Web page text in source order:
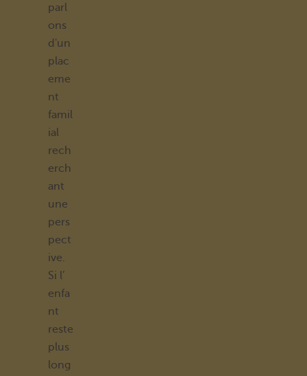
parl
ons
d'un
plac
eme
nt
famil
ial
rech
erch
ant
une
pers
pect
ive.
Si l’
enfa
nt
reste
plus
long